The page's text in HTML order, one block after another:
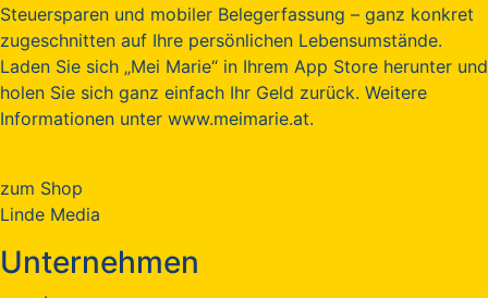
Steuersparen und mobiler Belegerfassung – ganz konkret
zugeschnitten auf Ihre persönlichen Lebensumstände.
Laden Sie sich „Mei Marie“ in Ihrem App Store herunter und
holen Sie sich ganz einfach Ihr Geld zurück. Weitere
Informationen unter www.meimarie.at.
zum Shop
Linde Media
Unternehmen